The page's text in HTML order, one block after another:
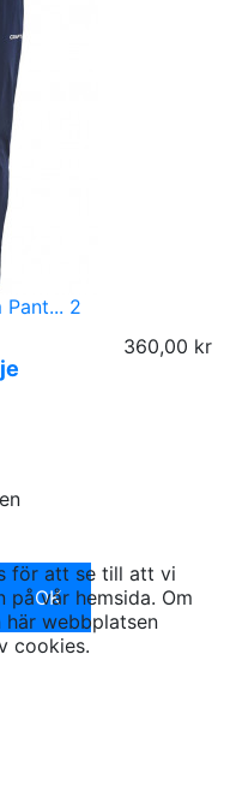
360,00 kr
OK
för att se till att vi
på vår hemsida. Om
webbplatsen
cookies.